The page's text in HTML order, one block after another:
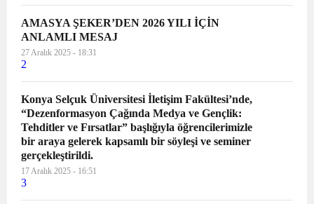
AMASYA ŞEKER’DEN 2026 YILI İÇİN
ANLAMLI MESAJ
27 Aralık 2025 - 18:31
2
Konya Selçuk Üniversitesi İletişim Fakültesi’nde,
“Dezenformasyon Çağında Medya ve Gençlik:
Tehditler ve Fırsatlar” başlığıyla öğrencilerimizle
bir araya gelerek kapsamlı bir söyleşi ve seminer
gerçekleştirildi.
17 Aralık 2025 - 16:51
3